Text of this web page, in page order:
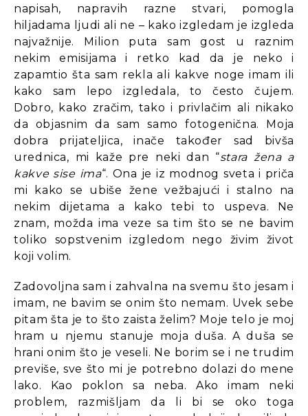
napisah, napravih razne stvari, pomogla
hiljadama ljudi ali ne – kako izgledam je izgleda
najvažnije. Milion puta sam gost u raznim
nekim emisijama i retko kad da je neko i
zapamtio šta sam rekla ali kakve noge imam ili
kako sam lepo izgledala, to često čujem.
Dobro, kako zračim, tako i privlačim ali nikako
da objasnim da sam samo fotogenična. Moja
dobra prijateljica, inače također sad bivša
urednica, mi kaže pre neki dan “stara žena a
kakve sise ima“. Ona je iz modnog sveta i priča
mi kako se ubiše žene vežbajući i stalno na
nekim dijetama a kako tebi to uspeva. Ne
znam, možda ima veze sa tim što se ne bavim
toliko sopstvenim izgledom nego živim život
koji volim.
Zadovoljna sam i zahvalna na svemu što jesam i
imam, ne bavim se onim što nemam. Uvek sebe
pitam šta je to što zaista želim? Moje telo je moj
hram u njemu stanuje moja duša. A duša se
hrani onim što je veseli. Ne borim se i ne trudim
previše, sve što mi je potrebno dolazi do mene
lako. Kao poklon sa neba. Ako imam neki
problem, razmišljam da li bi se oko toga